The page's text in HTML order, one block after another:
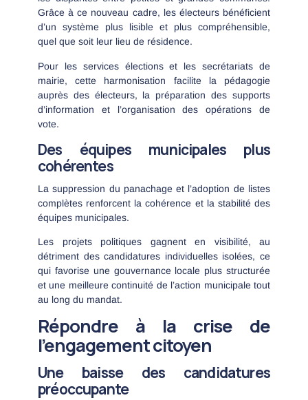
Grâce à ce nouveau cadre, les électeurs bénéficient
d’un système plus lisible et plus compréhensible,
quel que soit leur lieu de résidence.
Pour les services élections et les secrétariats de
mairie, cette harmonisation facilite la pédagogie
auprès des électeurs, la préparation des supports
d’information et l’organisation des opérations de
vote.
Des équipes municipales plus
cohérentes
La suppression du panachage et l’adoption de listes
complètes renforcent la cohérence et la stabilité des
équipes municipales.
Les projets politiques gagnent en visibilité, au
détriment des candidatures individuelles isolées, ce
qui favorise une gouvernance locale plus structurée
et une meilleure continuité de l’action municipale tout
au long du mandat.
Répondre à la crise de
l’engagement citoyen
Une baisse des candidatures
préoccupante